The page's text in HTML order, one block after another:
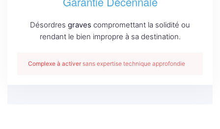
Désordres graves compromettant la solidité ou
rendant le bien impropre à sa destination.
Complexe à activer sans expertise technique approfondie